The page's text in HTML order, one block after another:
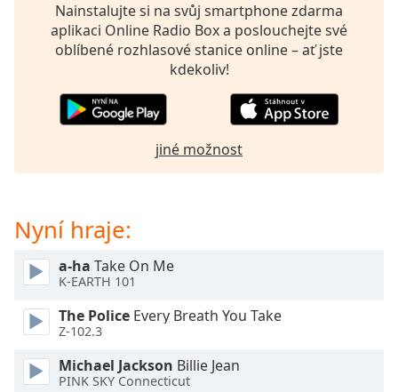
subtitles
settings,
opens
settings
dialog
selected
Track
Picture-
in-
Picture
modal
Nainstalujte si na svůj smartphone zdarma
aplikaci Online Radio Box a poslouchejte své
oblíbené rozhlasové stanice online – ať jste
kdekoliv!
jiné možnost
Nyní hraje:
a-ha Take On Me
K-EARTH 101
The Police Every Breath You Take
Z-102.3
Michael Jackson Billie Jean
PINK SKY Connecticut